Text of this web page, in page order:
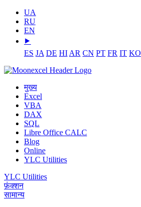
UA
RU
EN
⯈
ES JA DE HI AR CN PT FR IT KO
मुख्य
Excel
VBA
DAX
SQL
Libre Office CALC
Blog
Online
YLC Utilities
YLC Utilities
फ़ंक्शन
सामान्य